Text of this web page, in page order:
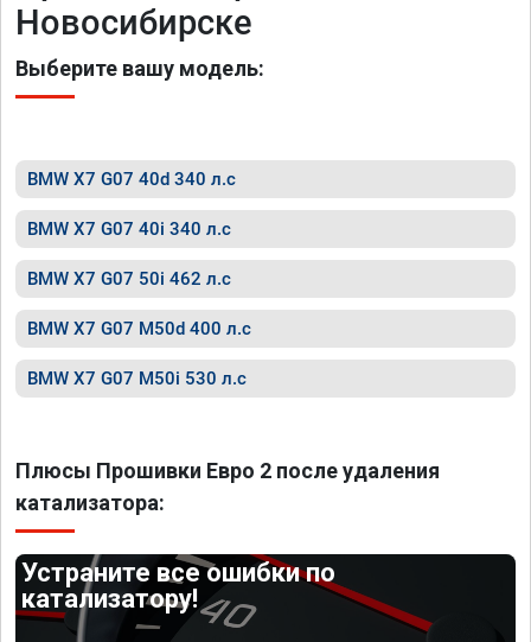
Новосибирске
Выберите вашу модель:
BMW X7 G07 40d 340 л.с
BMW X7 G07 40i 340 л.с
BMW X7 G07 50i 462 л.с
BMW X7 G07 M50d 400 л.с
BMW X7 G07 M50i 530 л.с
Плюсы Прошивки Евро 2 после удаления
катализатора:
Устраните все ошибки по
катализатору!